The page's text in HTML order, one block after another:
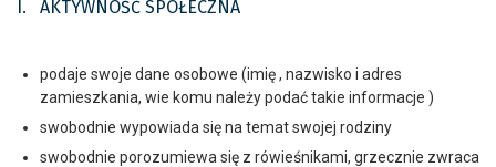
I. AKTYWNOŚĆ SPOŁECZNA
podaje swoje dane osobowe (imię , nazwisko i adres
zamieszkania, wie komu należy podać takie informacje )
swobodnie wypowiada się na temat swojej rodziny
swobodnie porozumiewa się z rówieśnikami, grzecznie zwraca